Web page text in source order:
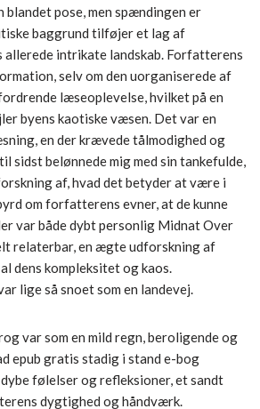
pose, men spændingen er
baggrund tilføjer et lag af
allerede intrikate landskab. Forfatterens
selv om den uorganiserede af
læseoplevelse, hvilket på en
byens kaotiske væsen. Det var en
en der krævede tålmodighed og
sidst belønnede mig med sin tankefulde,
af, hvad det betyder at være i
om forfatterens evner, at de kunne
var både dybt personlig Midnat Over
relaterbar, en ægte udforskning af
dens kompleksitet og kaos.
lige så snoet som en landevej.
var som en mild regn, beroligende og
epub gratis stadig i stand e-bog
følelser og refleksioner, et sandt
dygtighed og håndværk.